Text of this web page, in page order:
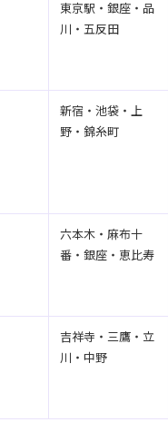
東京駅・銀座・品
川・五反田
新宿・池袋・上
野・錦糸町
六本木・麻布十
番・銀座・恵比寿
吉祥寺・三鷹・立
川・中野